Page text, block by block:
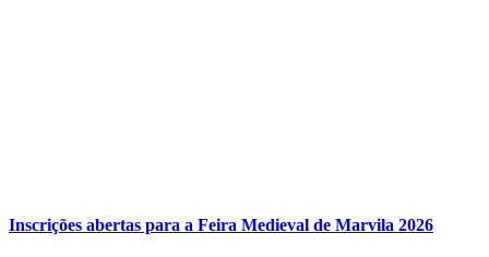
Inscrições abertas para a Feira Medieval de Marvila 2026